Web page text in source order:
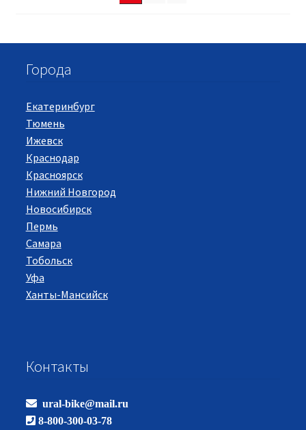
Города
Екатеринбург
Тюмень
Ижевск
Краснодар
Красноярск
Нижний Новгород
Новосибирск
Пермь
Самара
Тобольск
Уфа
Ханты-Мансийск
Контакты
ural-bike@mail.ru
8-800-300-03-78